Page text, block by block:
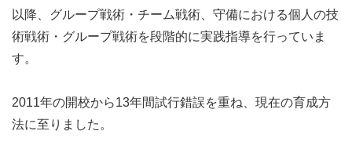
以降、グループ戦術・チーム戦術、守備における個人の技
術戦術・グループ戦術を段階的に実践指導を行っていま
す。
2011年の開校から13年間試行錯誤を重ね、現在の育成方
法に至りました。